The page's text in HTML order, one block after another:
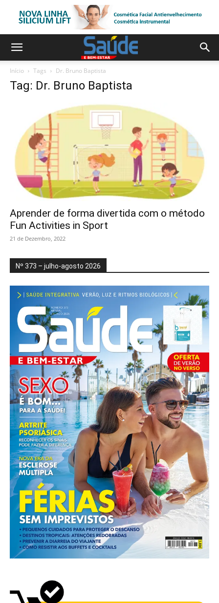
Início Tags Dr. Bruno Baptista
Tag: Dr. Bruno Baptista
Aprender de forma divertida com o método
Fun Activities in Sport
21 de Dezembro, 2022
Nº 373 – julho-agosto 2026